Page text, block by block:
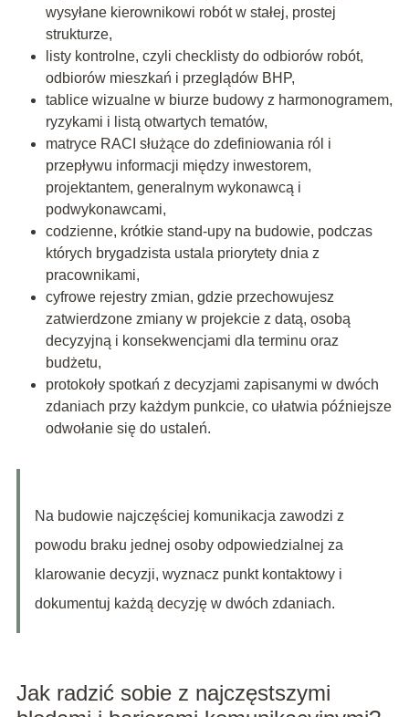
wysyłane kierownikowi robót w stałej, prostej
strukturze,
listy kontrolne, czyli checklisty do odbiorów robót,
odbiorów mieszkań i przeglądów BHP,
tablice wizualne w biurze budowy z harmonogramem,
ryzykami i listą otwartych tematów,
matryce RACI służące do zdefiniowania ról i
przepływu informacji między inwestorem,
projektantem, generalnym wykonawcą i
podwykonawcami,
codzienne, krótkie stand-upy na budowie, podczas
których brygadzista ustala priorytety dnia z
pracownikami,
cyfrowe rejestry zmian, gdzie przechowujesz
zatwierdzone zmiany w projekcie z datą, osobą
decyzyjną i konsekwencjami dla terminu oraz
budżetu,
protokoły spotkań z decyzjami zapisanymi w dwóch
zdaniach przy każdym punkcie, co ułatwia późniejsze
odwołanie się do ustaleń.
Na budowie najczęściej komunikacja zawodzi z
powodu braku jednej osoby odpowiedzialnej za
klarowanie decyzji, wyznacz punkt kontaktowy i
dokumentuj każdą decyzję w dwóch zdaniach.
Jak radzić sobie z najczęstszymi